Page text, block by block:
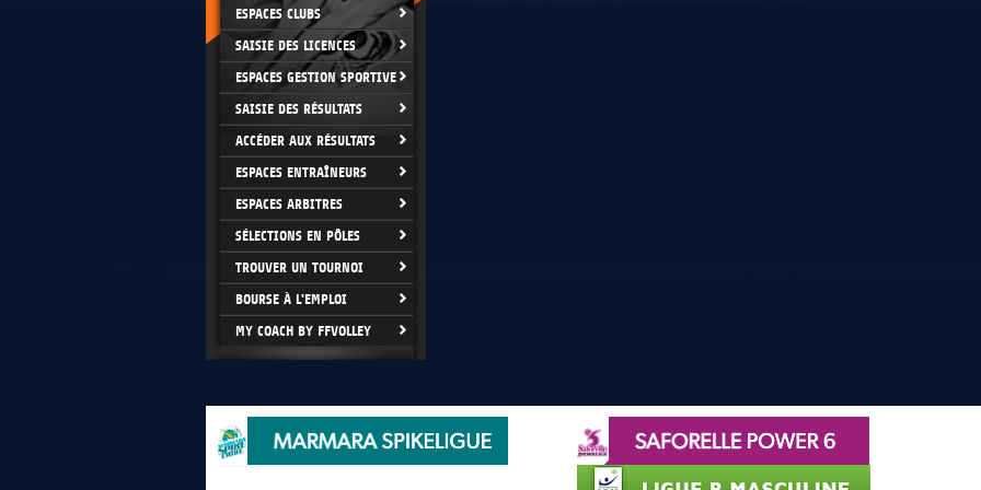
ESPACES CLUBS
SAISIE DES LICENCES
ESPACES GESTION SPORTIVE
SAISIE DES RÉSULTATS
ACCÉDER AUX RÉSULTATS
ESPACES ENTRAÎNEURS
ESPACES ARBITRES
SÉLECTIONS EN PÔLES
TROUVER UN TOURNOI
BOURSE À L'EMPLOI
MY COACH BY FFVOLLEY